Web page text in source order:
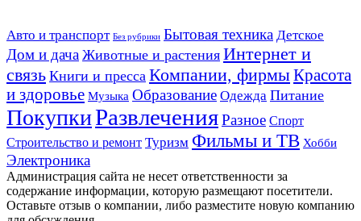
Авто и транспорт Без рубрики Бытовая техника Детское
Дом и дача Животные и растения Интернет и
связь Книги и пресса Компании, фирмыКрасота
и здоровье Музыка Образование Одежда Питание
ПокупкиРазвлеченияРазное Спорт
Строительство и ремонт Туризм Фильмы и ТВ Хобби
Электроника
Администрация сайта не несет ответственности за
содержание информации, которую размещают посетители.
Оставьте отзыв о компании, либо разместите новую компанию